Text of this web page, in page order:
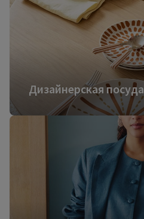
Дизайнерская посуда
Вдохновение